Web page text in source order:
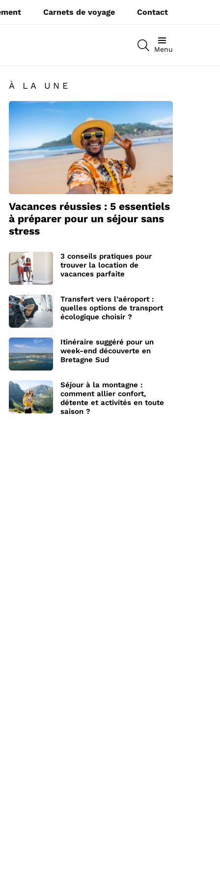
Carnets de voyage Contact
RECHERCHEZ
Menu
À LA UNE
Vacances réussies : 5 essentiels
à préparer pour un séjour sans
stress
3 conseils pratiques pour
trouver la location de
vacances parfaite
Transfert vers l’aéroport :
quelles options de transport
écologique choisir ?
Itinéraire suggéré pour un
week-end découverte en
Bretagne Sud
Séjour à la montagne :
comment allier confort,
détente et activités en toute
saison ?